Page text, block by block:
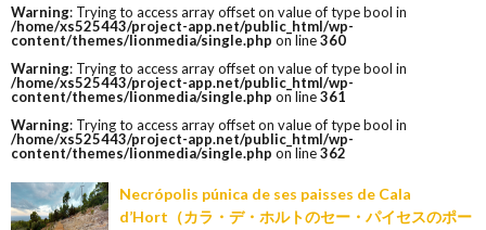
Warning: Trying to access array offset on value of type bool in
/home/xs525443/project-app.net/public_html/wp-
content/themes/lionmedia/single.php on line360
Warning: Trying to access array offset on value of type bool in
/home/xs525443/project-app.net/public_html/wp-
content/themes/lionmedia/single.php on line361
Warning: Trying to access array offset on value of type bool in
/home/xs525443/project-app.net/public_html/wp-
content/themes/lionmedia/single.php on line362
Necrópolis púnica de ses paisses de Cala
d’Hort（カラ・デ・ホルトのセー・パイセスのポー